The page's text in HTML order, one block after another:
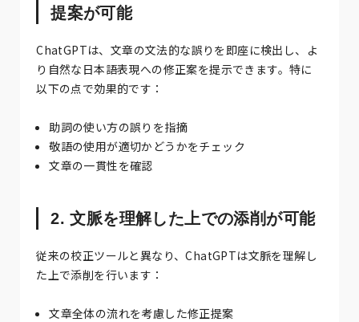
提案が可能
ChatGPTは、文章の文法的な誤りを即座に検出し、よ
り自然な日本語表現への修正案を提示できます。特に
以下の点で効果的です：
助詞の使い方の誤りを指摘
敬語の使用が適切かどうかをチェック
文章の一貫性を確認
2. 文脈を理解した上での添削が可能
従来の校正ツールと異なり、ChatGPTは文脈を理解し
た上で添削を行います：
文章全体の流れを考慮した修正提案